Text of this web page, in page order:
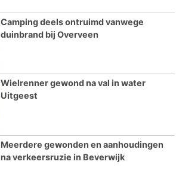
Camping deels ontruimd vanwege
duinbrand bij Overveen
Wielrenner gewond na val in water
Uitgeest
Meerdere gewonden en aanhoudingen
na verkeersruzie in Beverwijk